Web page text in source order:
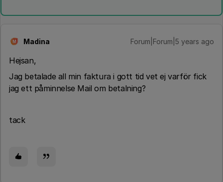
M Madina Forum|Forum|5 years ago
Hejsan,
Jag betalade all min faktura i gott tid vet ej varför fick
jag ett påminnelse Mail om betalning?
tack